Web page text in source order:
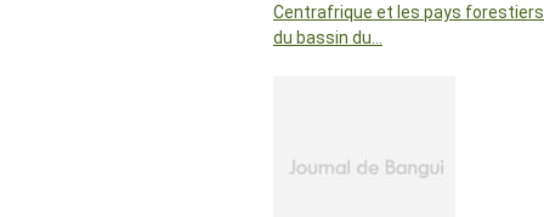
Centrafrique et les pays forestiers
du bassin du…